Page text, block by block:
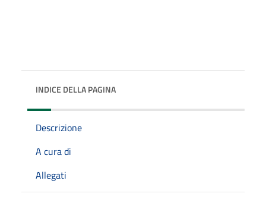
INDICE DELLA PAGINA
Descrizione
A cura di
Allegati